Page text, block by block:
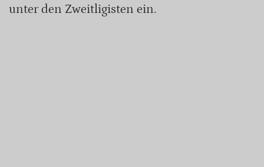
unter den Zweitligisten ein.